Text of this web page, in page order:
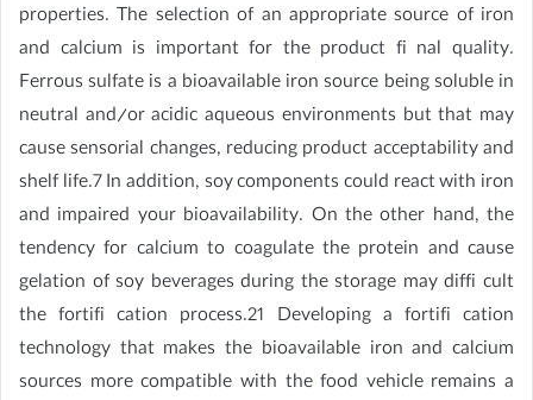
properties. The selection of an appropriate source of iron
and calcium is important for the product fi nal quality.
Ferrous sulfate is a bioavailable iron source being soluble in
neutral and/or acidic aqueous environments but that may
cause sensorial changes, reducing product acceptability and
shelf life.7 In addition, soy components could react with iron
and impaired your bioavailability. On the other hand, the
tendency for calcium to coagulate the protein and cause
gelation of soy beverages during the storage may diffi cult
the fortifi cation process.21 Developing a fortifi cation
technology that makes the bioavailable iron and calcium
sources more compatible with the food vehicle remains a